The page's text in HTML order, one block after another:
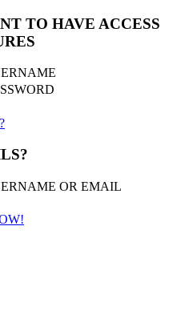
TO HAVE ACCESS
OR EMAIL